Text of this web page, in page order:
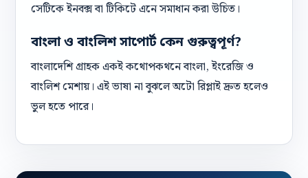
সেটিকে ইনবক্স বা টিকিটে এনে সমাধান করা উচিত।
বাংলা ও বাংলিশ সাপোর্ট কেন গুরুত্বপূর্ণ?
বাংলাদেশি গ্রাহক একই কথোপকথনে বাংলা, ইংরেজি ও
বাংলিশ মেশায়। এই ভাষা না বুঝলে অটো রিপ্লাই দ্রুত হলেও
ভুল হতে পারে।